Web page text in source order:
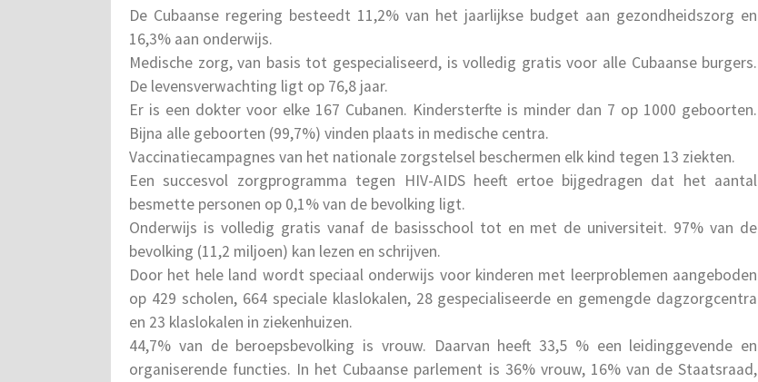
De Cubaanse regering besteedt 11,2% van het jaarlijkse budget aan gezondheidszorg en
16,3% aan onderwijs.
Medische zorg, van basis tot gespecialiseerd, is volledig gratis voor alle Cubaanse burgers.
De levensverwachting ligt op 76,8 jaar.
Er is een dokter voor elke 167 Cubanen. Kindersterfte is minder dan 7 op 1000 geboorten.
Bijna alle geboorten (99,7%) vinden plaats in medische centra.
Vaccinatiecampagnes van het nationale zorgstelsel beschermen elk kind tegen 13 ziekten.
Een succesvol zorgprogramma tegen HIV-AIDS heeft ertoe bijgedragen dat het aantal
besmette personen op 0,1% van de bevolking ligt.
Onderwijs is volledig gratis vanaf de basisschool tot en met de universiteit. 97% van de
bevolking (11,2 miljoen) kan lezen en schrijven.
Door het hele land wordt speciaal onderwijs voor kinderen met leerproblemen aangeboden
op 429 scholen, 664 speciale klaslokalen, 28 gespecialiseerde en gemengde dagzorgcentra
en 23 klaslokalen in ziekenhuizen.
44,7% van de beroepsbevolking is vrouw. Daarvan heeft 33,5 % een leidinggevende en
organiserende functies. In het Cubaanse parlement is 36% vrouw, 16% van de Staatsraad,